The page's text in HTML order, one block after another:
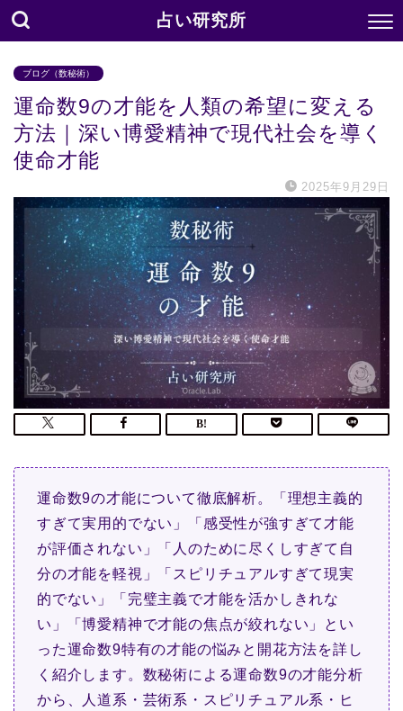
占い研究所
ブログ（数秘術）
運命数9の才能を人類の希望に変える
方法｜深い博愛精神で現代社会を導く
使命才能
2025年9月29日
運命数9の才能について徹底解析。「理想主義的
すぎて実用的でない」「感受性が強すぎて才能
が評価されない」「人のために尽くしすぎて自
分の才能を軽視」「スピリチュアルすぎて現実
的でない」「完璧主義で才能を活かしきれな
い」「博愛精神で才能の焦点が絞れない」とい
った運命数9特有の才能の悩みと開花方法を詳し
く紹介します。数秘術による運命数9の才能分析
から、人道系・芸術系・スピリチュアル系・ヒ